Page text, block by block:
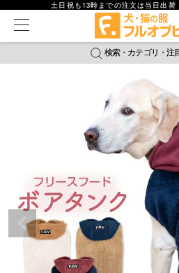
土日祝も13時までの注文は当日出
検索・カテゴリ・注
＼注目ワード
腹巻 撥
接触冷感 おそろコーデ
新作アイテム
返品・交換について
詳細検索
在庫なし商品
在庫なし商品を表
商品番号
並び順
新着順
価格が安い
価格が高
レビュー
検索